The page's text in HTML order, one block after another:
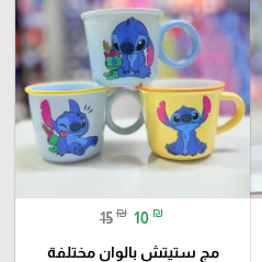
15 ₪ 10 ₪
مج ستيتش بالوان مختلفة